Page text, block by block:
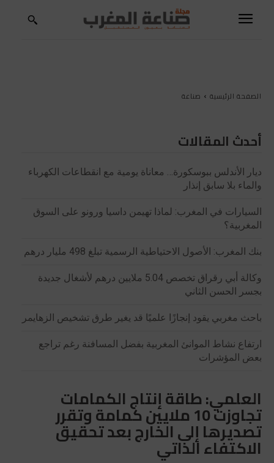
الصفحة الرئيسية صناعة
أحدث المقالات
ديار الأندلس ببوسكورة… معاناة يومية مع انقطاعات الكهرباء
والماء بلا سابق إنذار
السيارات في المغرب: لماذا تهيمن داسيا ورونو على السوق
المغربية؟
بنك المغرب: الأصول الاحتياطية الرسمية تبلغ 498 مليار درهم
وكالة أبي رقراق تخصص 5.04 ملايين درهم لأشغال جديدة
بجسر الحسن الثاني
باحث مغربي يقود إنجازًا علميًا قد يغير طرق تشخيص الزهايمر
ارتفاع نشاط الموانئ المغربية بفضل المسافنة رغم تراجع
بعض المؤشرات
العلمي: طاقة إنتاج الكمامات
تجاوزت 10 ملايين كمامة وتقرر
تصديرها إلى الخارج بعد تحقيق
الاكتفاء الذاتي